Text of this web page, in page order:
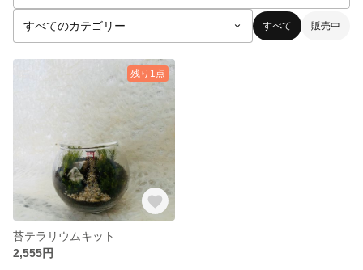
すべて 販売中
残り1点
苔テラリウムキット
2,555円